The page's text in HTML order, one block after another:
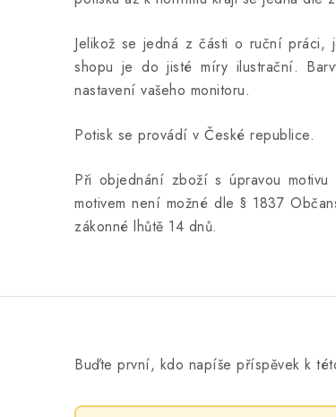
Jelikož se jedná z části o ruční práci,
shopu je do jisté míry ilustrační.
nastavení vašeho monitoru.
Potisk se provádí v České republice.
Při objednání zboží s úpravou
motivem není možné dle § 1837
zákonné lhůtě 14 dnů.
Buďte první, kdo napíše příspěvek k